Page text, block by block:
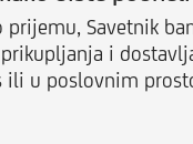
Savetnik
i
ili u poslovnim